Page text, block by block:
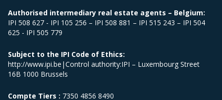
Authorised intermediary real estate agents – Belgium:
IPI 508 627 - IPI 105 256 – IPI 508 881 – IPI 515 243 – IPI 504
625 - IPI 505 779
Subject to the IPI Code of Ethics:
http://www.ipi.be|Control authority:IPI – Luxembourg Street
16B 1000 Brussels
Compte Tiers : 7350 4856 8490